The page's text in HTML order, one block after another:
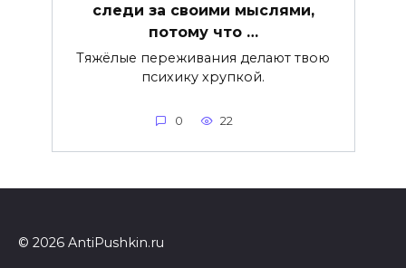
следи за своими мыслями,
потому что …
Тяжёлые переживания делают твою
психику хрупкой.
0 22
© 2026 AntiPushkin.ru